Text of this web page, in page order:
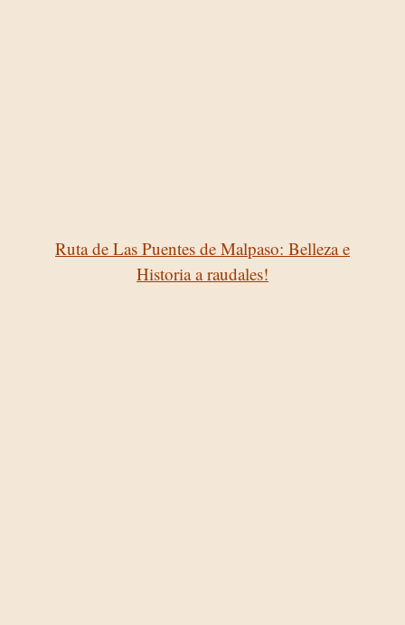
Ruta de Las Puentes de Malpaso: Belleza e
Historia a raudales!